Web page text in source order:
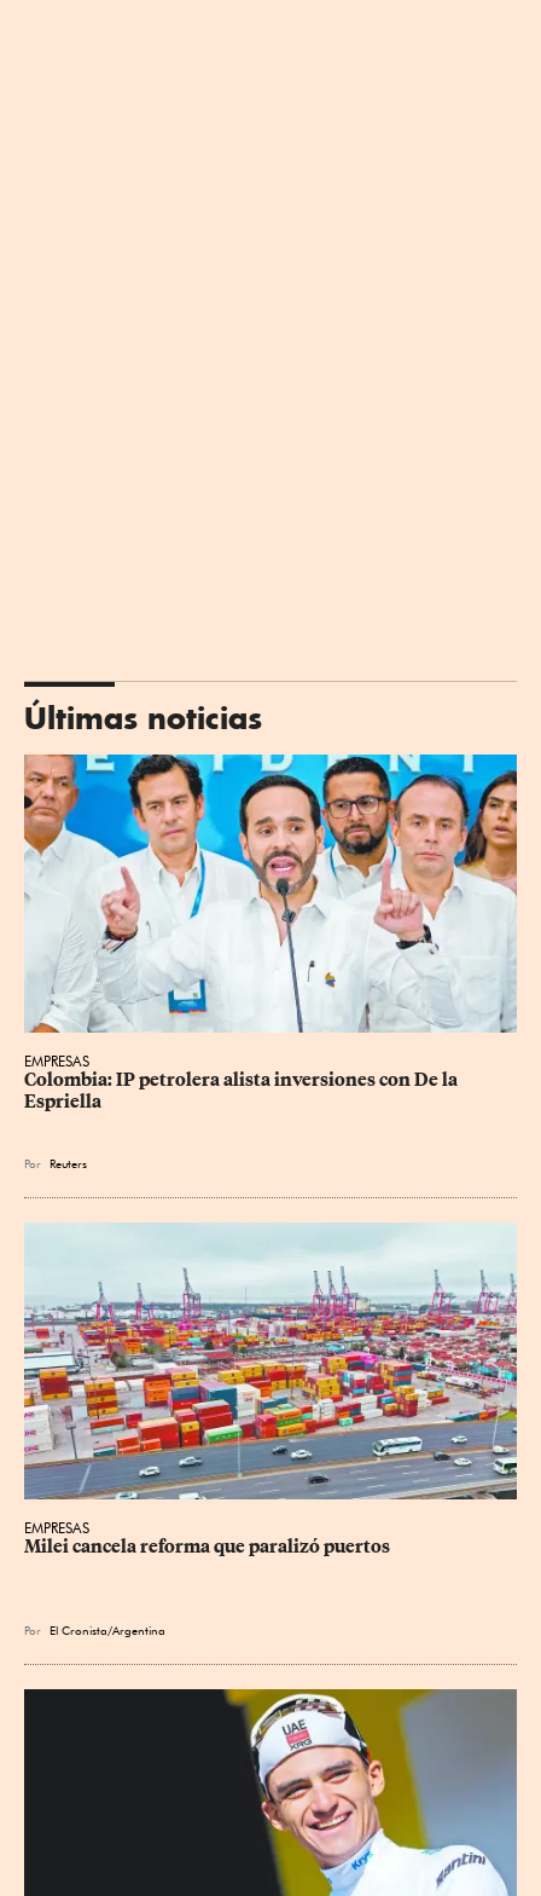
Últimas noticias
EMPRESAS
Colombia: IP petrolera alista inversiones con De la
Espriella
Por Reuters
EMPRESAS
Milei cancela reforma que paralizó puertos
Por El Cronista/Argentina